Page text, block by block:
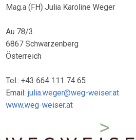
Mag.a (FH) Julia Karoline Weger
Au 78/3
6867 Schwarzenberg
Österreich
Tel.: +43 664 111 74 65
Email: julia.weger@weg-weiser.at
www.weg-weiser.at